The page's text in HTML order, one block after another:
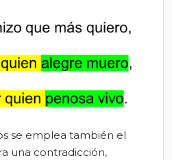
se emplea también el
una contradicción,